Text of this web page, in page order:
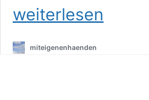
weiterlesen
miteigenenhaenden